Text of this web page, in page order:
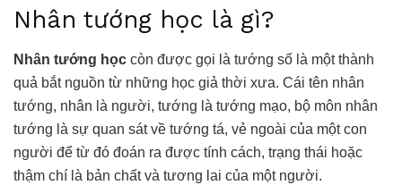
Nhân tướng học là gì?
Nhân tướng học còn được gọi là tướng số là một thành
quả bắt nguồn từ những học giả thời xưa. Cái tên nhân
tướng, nhân là người, tướng là tướng mạo, bộ môn nhân
tướng là sự quan sát về tướng tá, vẻ ngoài của một con
người để từ đó đoán ra được tính cách, trạng thái hoặc
thậm chí là bản chất và tương lai của một người.